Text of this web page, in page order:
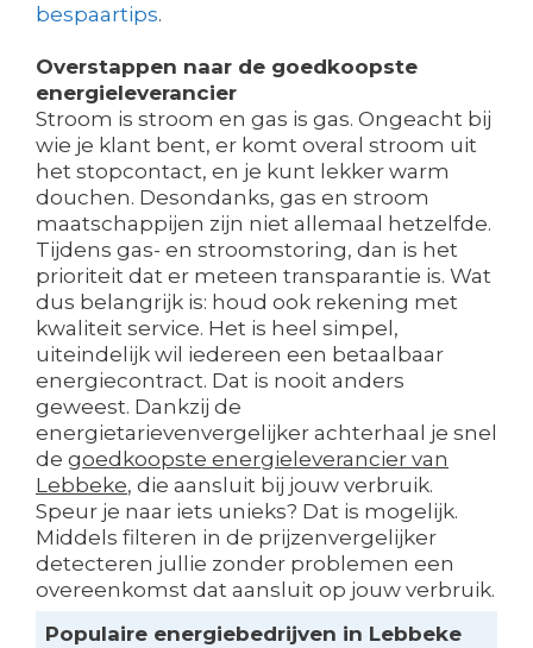
bespaartips.
Overstappen naar de goedkoopste
energieleverancier
Stroom is stroom en gas is gas. Ongeacht bij
wie je klant bent, er komt overal stroom uit
het stopcontact, en je kunt lekker warm
douchen. Desondanks, gas en stroom
maatschappijen zijn niet allemaal hetzelfde.
Tijdens gas- en stroomstoring, dan is het
prioriteit dat er meteen transparantie is. Wat
dus belangrijk is: houd ook rekening met
kwaliteit service. Het is heel simpel,
uiteindelijk wil iedereen een betaalbaar
energiecontract. Dat is nooit anders
geweest. Dankzij de
energietarievenvergelijker achterhaal je snel
de goedkoopste energieleverancier van
Lebbeke, die aansluit bij jouw verbruik.
Speur je naar iets unieks? Dat is mogelijk.
Middels filteren in de prijzenvergelijker
detecteren jullie zonder problemen een
overeenkomst dat aansluit op jouw verbruik.
Populaire energiebedrijven in Lebbeke